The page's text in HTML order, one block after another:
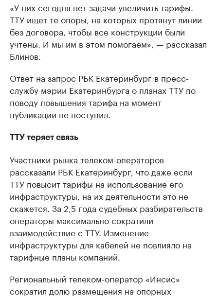
«У них сегодня нет задачи увеличить тарифы.
ТТУ ищет те опоры, на которых протянут линии
без договора, чтобы все конструкции были
учтены. И мы им в этом помогаем», — рассказал
Блинов.
Ответ на запрос РБК Екатеринбург в пресс-
службу мэрии Екатеринбурга о планах ТТУ по
поводу повышения тарифа на момент
публикации не поступил.
ТТУ теряет связь
Участники рынка телеком-операторов
рассказали РБК Екатеринбург, что даже если
ТТУ повысит тарифы на использование его
инфраструктуры, на их деятельности это не
скажется. За 2,5 года судебных разбирательств
операторы максимально сократили
взаимодействие с ТТУ. Изменение
инфраструктуры для кабелей не повлияло на
тарифные планы компаний.
Региональный телеком-оператор «Инсис»
сократил долю размещения на опорных